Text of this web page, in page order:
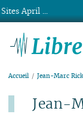
Accueil Jean-Marc
Jean-
Sites April ...